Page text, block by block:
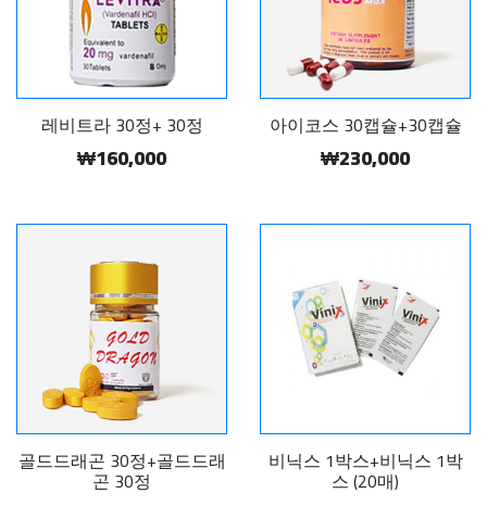
레비트라 30정+ 30정
₩160,000
아이코스 30캡슐+30캡슐
₩230,000
골드드래곤 30정+골드드래
곤 30정
비닉스 1박스+비닉스 1박
스 (20매)